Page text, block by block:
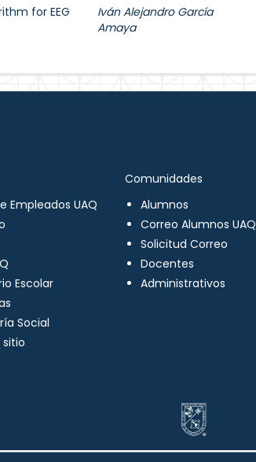
for EEG
Iván Alejandro García
Amaya
Empleados UAQ
Escolar
Social
Comunidades
Alumnos
Correo Alumnos UAQ
Solicitud Correo
Docentes
Administrativos